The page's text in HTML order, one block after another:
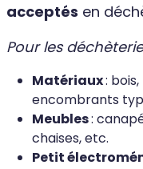
acceptés en
Pour les
Matériaux:
encombrants
Meubles:
chaises, etc.
Petit